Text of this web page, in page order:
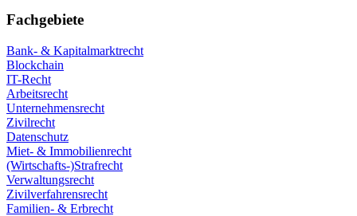
Fachgebiete
Bank- & Kapitalmarktrecht
Blockchain
IT-Recht
Arbeitsrecht
Unternehmensrecht
Zivilrecht
Datenschutz
Miet- & Immobilienrecht
(Wirtschafts-)Strafrecht
Verwaltungsrecht
Zivilverfahrensrecht
Familien- & Erbrecht